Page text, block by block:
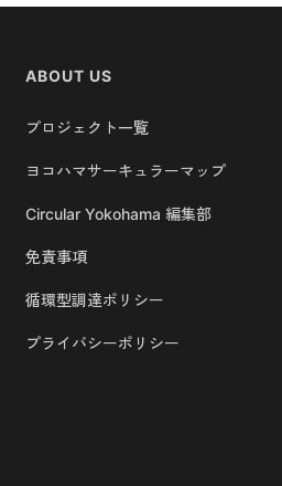
ABOUT US
プロジェクト一覧
ヨコハマサーキュラーマップ
Circular Yokohama 編集部
免責事項
循環型調達ポリシー
プライバシーポリシー